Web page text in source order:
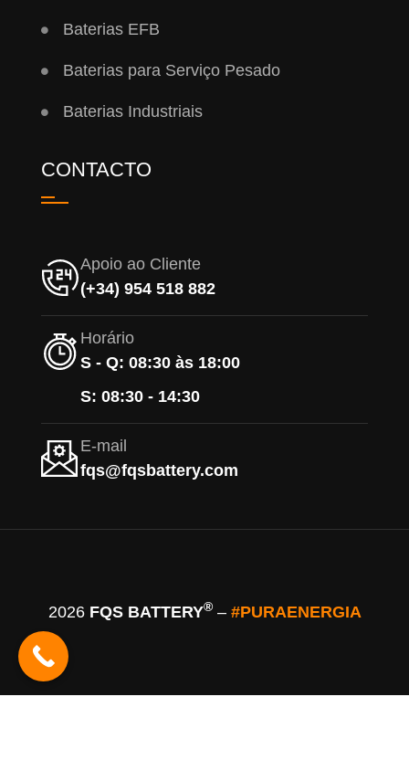
Baterias EFB
Baterias para Serviço Pesado
Baterias Industriais
CONTACTO
Apoio ao Cliente
(+34) 954 518 882
Horário
S - Q: 08:30 às 18:00
S: 08:30 - 14:30
E-mail
fqs@fqsbattery.com
2026 FQS BATTERY®– #PURAENERGIA